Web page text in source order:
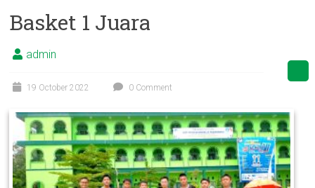
Basket 1 Juara
admin
19 October 2022 0 Comment